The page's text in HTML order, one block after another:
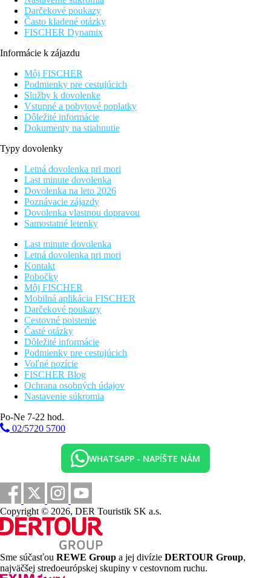
Darčekové poukazy
Často kladené otázky
FISCHER Dynamix
Informácie k zájazdu
Môj FISCHER
Podmienky pre cestujúcich
Služby k dovolenke
Vstupné a pobytové poplatky
Dôležité informácie
Dokumenty na stiahnutie
Typy dovolenky
Letná dovolenka pri mori
Last minute dovolenka
Dovolenka na leto 2026
Poznávacie zájazdy
Dovolenka vlastnou dopravou
Samostatné letenky
Last minute dovolenka
Letná dovolenka pri mori
Kontakt
Pobočky
Môj FISCHER
Mobilná aplikácia FISCHER
Darčekové poukazy
Cestovné poistenie
Časté otázky
Dôležité informácie
Podmienky pre cestujúcich
Voľné pozície
FISCHER Blog
Ochrana osobných údajov
Nastavenie súkromia
Po-Ne 7-22 hod.
02/5720 5700
WHATSAPP - NAPÍŠTE NÁM
Copyright © 2026, DER Touristik SK a.s.
Sme súčasťou REWE Group a jej divízie DERTOUR Group,
najväčšej stredoeurópskej skupiny v cestovnom ruchu.